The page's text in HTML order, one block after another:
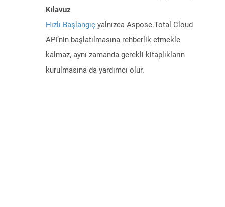
Kılavuz
Hızlı Başlangıç yalnızca Aspose.Total Cloud
API’nin başlatılmasına rehberlik etmekle
kalmaz, aynı zamanda gerekli kitaplıkların
kurulmasına da yardımcı olur.